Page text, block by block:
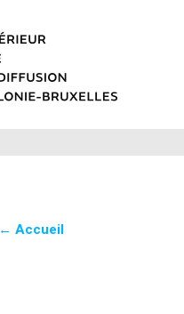
← Accueil